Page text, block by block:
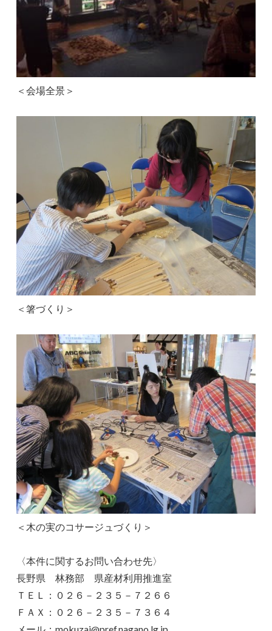
＜会場全景＞
＜箸づくり＞
＜木の実のコサージュづくり＞
〈本件に関するお問い合わせ先〉
長野県 林務部 県産材利用推進室
ＴＥＬ：０２６－２３５－７２６６
ＦＡＸ：０２６－２３５－７３６４